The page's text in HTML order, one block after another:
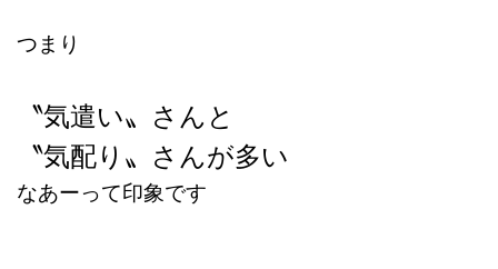
つまり
〝気遣い〟さんと
〝気配り〟さんが多い
なあーって印象です